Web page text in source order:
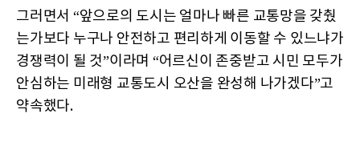
그러면서 “앞으로의 도시는 얼마나 빠른 교통망을 갖췄
는가보다 누구나 안전하고 편리하게 이동할 수 있느냐가
경쟁력이 될 것”이라며 “어르신이 존중받고 시민 모두가
안심하는 미래형 교통도시 오산을 완성해 나가겠다”고
약속했다.